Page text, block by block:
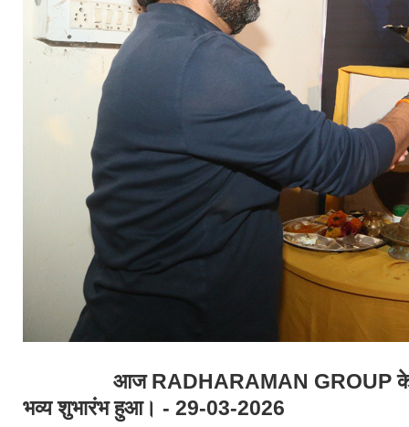
आज RADHARAMAN GROUP के
भव्य शुभारंभ हुआ। - 29-03-2026